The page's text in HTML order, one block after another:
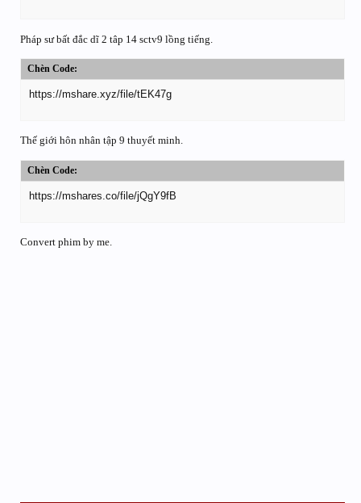
Pháp sư bất đắc dĩ 2 tâp 14 sctv9 lồng tiếng.
Chèn Code:
https://mshare.xyz/file/tEK47g
Thế giới hôn nhân tập 9 thuyết minh.
Chèn Code:
https://mshares.co/file/jQgY9fB
Convert phim by me.